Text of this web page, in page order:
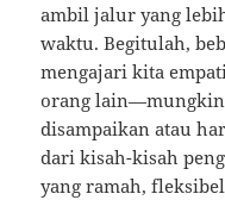
ambil jalur yang
waktu. Begitulah,
mengajari kita
orang lain—mungkin
disampaikan atau
dari kisah-kisah
yang ramah,